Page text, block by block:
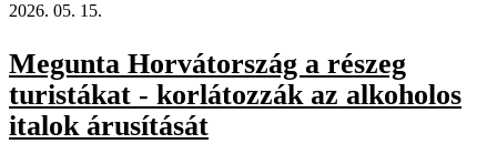
2026. 05. 15.
Megunta Horvátország a részeg
turistákat - korlátozzák az alkoholos
italok árusítását